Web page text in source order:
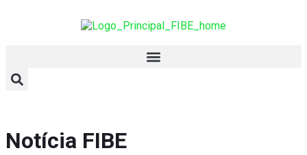
Notícia FIBE